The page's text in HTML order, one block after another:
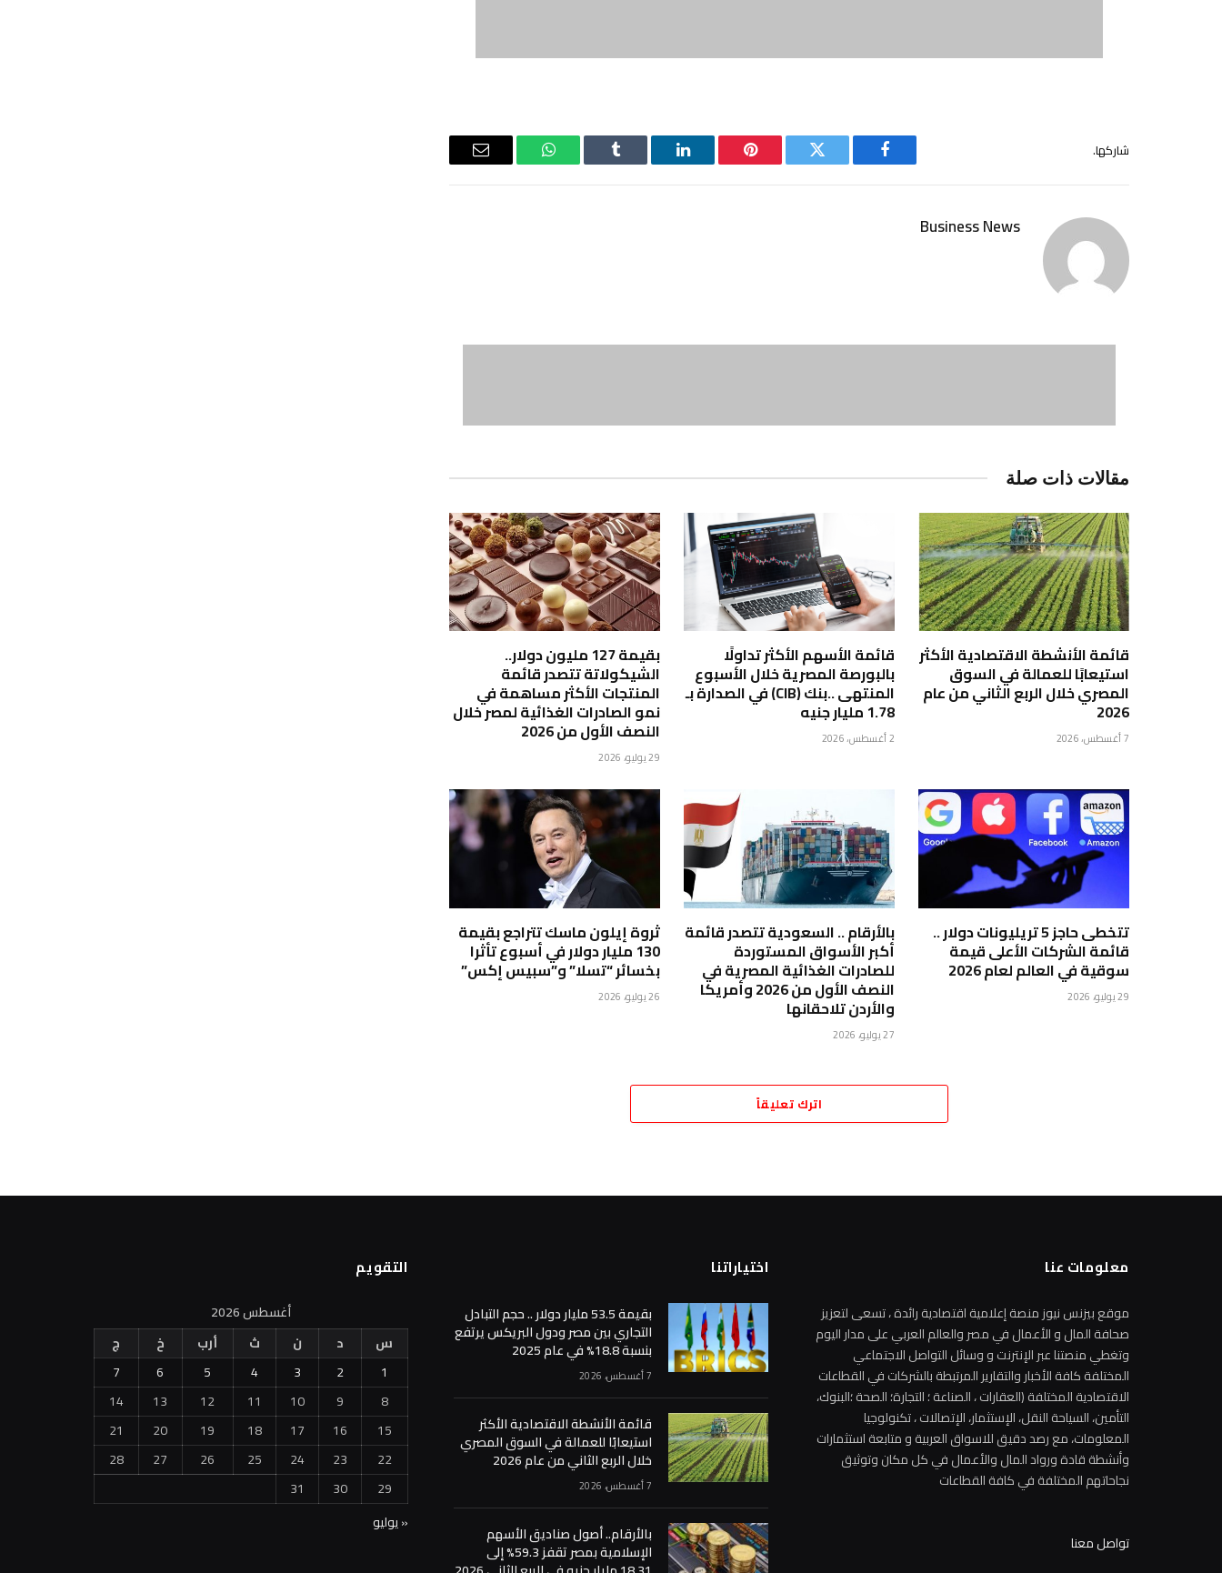
شاركها.
فيسبوك تويتر بينتيريستلينكدإن Tumblr واتساب
البريد
Business News
مقالات ذات صلة
قائمة الأنشطة الاقتصادية الأكثر
استيعابًا للعمالة في السوق
المصري خلال الربع الثاني من عام
2026
7 أغسطس، 2026
قائمة الأسهم الأكثر تداولًا
بالبورصة المصرية خلال الأسبوع
المنتهى ..بنك (CIB) في الصدارة بـ
1.78 مليار جنيه
2 أغسطس، 2026
بقيمة 127 مليون دولار..
الشيكولاتة تتصدر قائمة
المنتجات الأكثر مساهمة في
نمو الصادرات الغذائية لمصر خلال
النصف الأول من 2026
29 يوليو، 2026
تتخطى حاجز 5 تريليونات دولار ..
قائمة الشركات الأعلى قيمة
سوقية في العالم لعام 2026
29 يوليو، 2026
بالأرقام .. السعودية تتصدر قائمة
أكبر الأسواق المستوردة
للصادرات الغذائية المصرية في
النصف الأول من 2026 وأمريكا
والأردن تلاحقانها
27 يوليو، 2026
ثروة إيلون ماسك تتراجع بقيمة
130 مليار دولار في أسبوع تأثرا
بخسائر “تسلا” و”سبيس إكس”
26 يوليو، 2026
اترك تعليقاً
معلومات عنا
موقع بيزنس نيوز منصة إعلامية اقتصادية رائدة ، تسعى لتعزيز
صحافة المال و الأعمال في مصر والعالم العربي على مدار اليوم
وتغطي منصتنا عبر الإنترنت و وسائل التواصل الاجتماعي
المختلفة كافة الأخبار والتقارير المرتبطة بالشركات في القطاعات
الاقتصادية المختلفة (العقارات ، الصناعة ؛ التجارة؛ الصحة ؛البنوك،
التأمين، السياحة النقل، الإستثمار، الإتصالات ، تكنولوجيا
المعلومات، مع رصد دقيق للاسواق العربية و متابعة استثمارات
وأنشطة قادة ورواد المال والأعمال في كل مكان وتوثيق
نجاحاتهم المختلفة في كافة القطاعات
تواصل معنا
اختياراتنا
بقيمة 53.5 مليار دولار .. حجم التبادل
التجاري بين مصر ودول البريكس يرتفع
بنسبة 18.8% في عام 2025
7 أغسطس، 2026
قائمة الأنشطة الاقتصادية الأكثر
استيعابًا للعمالة في السوق المصري
خلال الربع الثاني من عام 2026
7 أغسطس، 2026
بالأرقام.. أصول صناديق الأسهم
الإسلامية بمصر تقفز 59.3% إلى
التقويم
أغسطس 2026
س
د ن ث أرب خ
ج
1
2
3
4
5
6
7
8
9
10
11
12
13
14
15
16
17
18
19
20
21
22
23
24
25
26
27
28
29
30
31
« يوليو